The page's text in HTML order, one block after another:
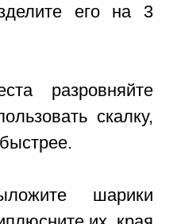
его на 3
разровняйте
скалку,
шарики